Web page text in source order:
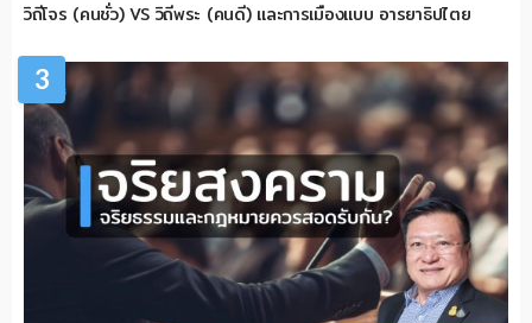
วิถีโจร (คนชั่ว) VS วิถีพระ (คนดี) และการเมืองแบบ อารยาธิปไตย
3